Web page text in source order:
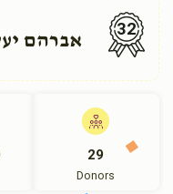
אברהם
32
29
Donors